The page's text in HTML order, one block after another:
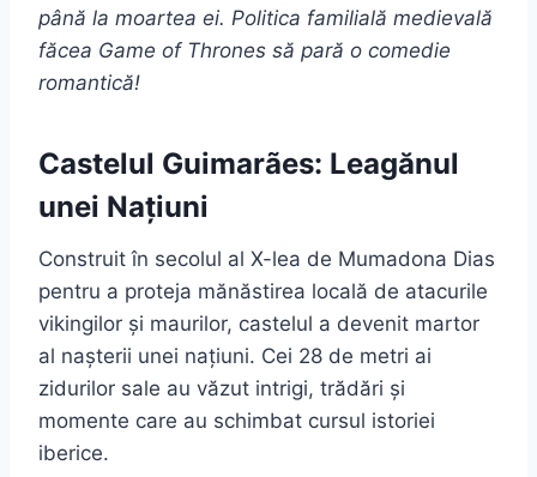
până la moartea ei. Politica familială medievală
făcea Game of Thrones să pară o comedie
romantică!
Castelul Guimarães: Leagănul
unei Națiuni
Construit în secolul al X-lea de Mumadona Dias
pentru a proteja mănăstirea locală de atacurile
vikingilor și maurilor, castelul a devenit martor
al nașterii unei națiuni. Cei 28 de metri ai
zidurilor sale au văzut intrigi, trădări și
momente care au schimbat cursul istoriei
iberice.